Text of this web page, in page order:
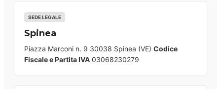
SEDE LEGALE
Spinea
Piazza Marconi n. 9 30038 Spinea (VE) Codice
Fiscale e Partita IVA 03068230279